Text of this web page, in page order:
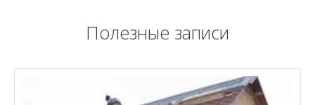
Полезные записи